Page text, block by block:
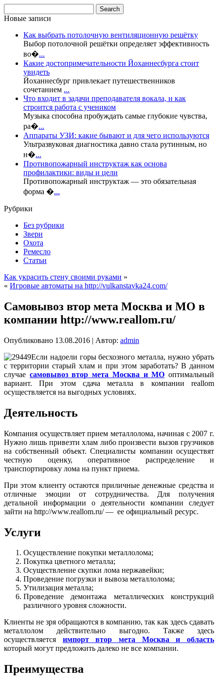
Новые записи
Как выбрать потолочную вентиляционную решётку
Выбор потолочной решётки определяет эффективность
во�...
Какие достопримечательности Йоханнесбурга стоит
увидеть
Йоханнесбург привлекает путешественников
сочетанием ...
Что входит в задачи преподавателя вокала, и как
строится работа с учеником
Музыка способна пробуждать самые глубокие чувства,
ра�...
Аппараты УЗИ: какие бывают и для чего используются
Ультразвуковая диагностика давно стала рутинным, но
н�...
Противопожарный инструктаж как основа
профилактики: виды и цели
Противопожарный инструктаж — это обязательная
форма �...
Рубрики
Без рубрики
Звери
Охота
Ремесло
Статьи
Как украсить стену своими руками »
« Игровые автоматы на http://vulkanstavka24.com/
Самовывоз втор мета Москва и МО в
компании http://www.reallom.ru/
Опубликовано 13.08.2016 | Автор: admin
Если надоели горы бесхозного металла, нужно убрать
с территории старый хлам и при этом заработать? В данном
случае самовывоз втор мета Москва и МО оптимальный
вариант. При этом сдача металла в компании reallom
осуществляется на выгодных условиях.
Деятельность
Компания осуществляет прием металлолома, начиная с 2007 г.
Нужно лишь привезти хлам либо произвести вызов грузчиков
на собственный объект. Специалисты компании осуществят
честную оценку, оперативное распределение и
транспортировку лома на пункт приема.
При этом клиенту остаются приличные денежные средства и
отличные эмоции от сотрудничества. Для получения
детальной информации о деятельности компании следует
зайти на http://www.reallom.ru/ — ее официальный ресурс.
Услуги
Осуществление покупки металлолома;
Покупка цветного металла;
Осуществление скупки лома нержавейки;
Проведение погрузки и вывоза металлолома;
Утилизация металла;
Проведение демонтажа металлических конструкций
различного уровня сложности.
Клиенты не зря обращаются в компанию, так как здесь сдавать
металлолом действительно выгодно. Также здесь
осуществляется импорт втор мета Москва и область
который могут предложить далеко не все компании.
Преимущества